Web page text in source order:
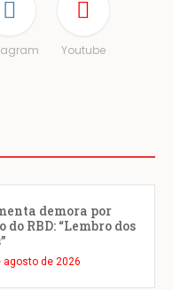
Youtube
demora por
RBD: “Lembro dos
agosto de 2026